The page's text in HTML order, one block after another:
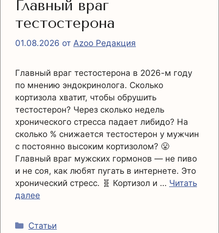
Главный враг
тестостерона
01.08.2026 от Azoo Редакция
Главный враг тестостерона в 2026-м году
по мнению эндокринолога. Сколько
кортизола хватит, чтобы обрушить
тестостерон? Через сколько недель
хронического стресса падает либидо? На
сколько % снижается тестостерон у мужчин
с постоянно высоким кортизолом? 😤
Главный враг мужских гормонов — не пиво
и не соя, как любят пугать в интернете. Это
хронический стресс. 🧬 Кортизол и … Читать
далее
Рубрики
Статьи